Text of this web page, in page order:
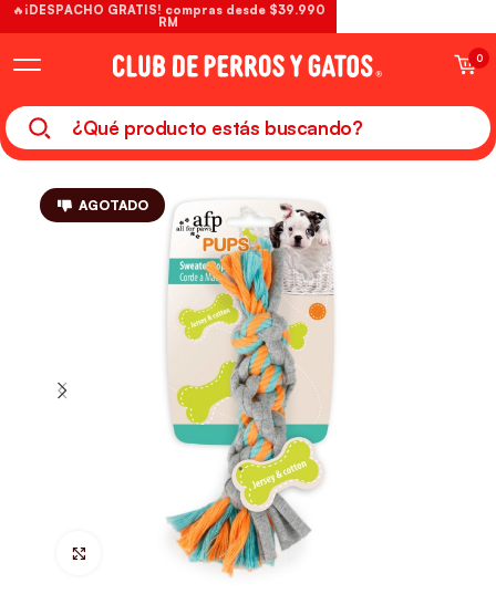
0
AGOTADO
Hacer Zoom
🔥¡DESPACHO GRATIS! compras desde $39.990
RM